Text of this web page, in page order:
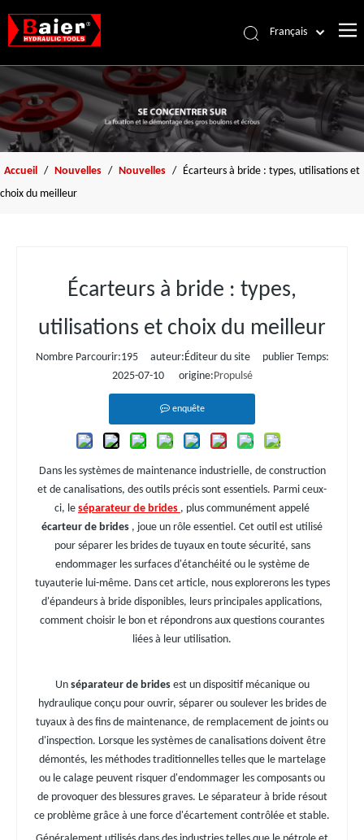
Accueil
Des produits
À propos de nous
Accessoires
Ressources
Français
Español
Pусский
العربية
English
Accueil / Nouvelles / Nouvelles / Écarteurs à bride : types, utilisations et
choix du meilleur
Écarteurs à bride : types,
utilisations et choix du meilleur
Nombre Parcourir:195auteur:Éditeur du site publier Temps:
2025-07-10 origine:Propulsé
enquête
Dans les systèmes de maintenance industrielle, de construction
et de canalisations, des outils précis sont essentiels. Parmi ceux-
ci, le séparateur de brides , plus communément appelé
écarteur de brides , joue un rôle essentiel. Cet outil est utilisé
pour séparer les brides de tuyaux en toute sécurité, sans
endommager les surfaces d'étanchéité ou le système de
tuyauterie lui-même. Dans cet article, nous explorerons les types
d'épandeurs à bride disponibles, leurs principales applications,
comment choisir le bon et répondrons aux questions courantes
liées à leur utilisation.
Un séparateur de brides est un dispositif mécanique ou
hydraulique conçu pour ouvrir, séparer ou soulever les brides de
tuyaux à des fins de maintenance, de remplacement de joints ou
d'inspection. Lorsque les systèmes de canalisations doivent être
démontés, les méthodes traditionnelles telles que le martelage
ou le calage peuvent risquer d'endommager les composants ou
de provoquer des blessures graves. Le séparateur à bride résout
ce problème grâce à une force d'écartement contrôlée et stable.